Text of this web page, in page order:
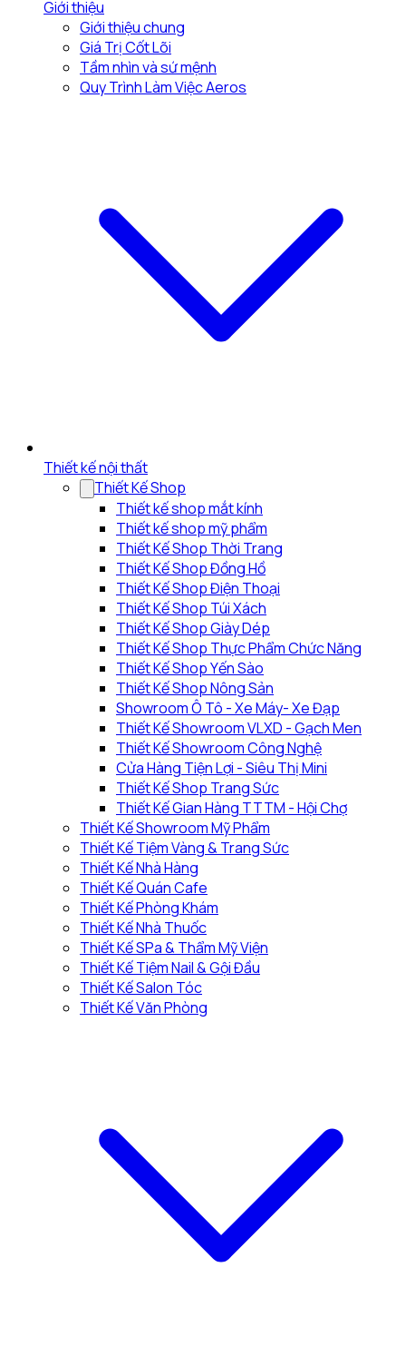
Giới thiệu
Giới thiệu chung
Giá Trị Cốt Lõi
Tầm nhìn và sứ mệnh
Quy Trình Làm Việc Aeros
Thiết kế nội thất
Thiết Kế Shop
Thiết kế shop mắt kính
Thiết kế shop mỹ phẩm
Thiết Kế Shop Thời Trang
Thiết Kế Shop Đồng Hồ
Thiết Kế Shop Điện Thoại
Thiết Kế Shop Túi Xách
Thiết Kế Shop Giày Dép
Thiết Kế Shop Thực Phẩm Chức Năng
Thiết Kế Shop Yến Sào
Thiết Kế Shop Nông Sản
Showroom Ô Tô - Xe Máy- Xe Đạp
Thiết Kế Showroom VLXD - Gạch Men
Thiết Kế Showroom Công Nghệ
Cửa Hàng Tiện Lợi - Siêu Thị Mini
Thiết Kế Shop Trang Sức
Thiết Kế Gian Hàng TTTM - Hội Chợ
Thiết Kế Showroom Mỹ Phẩm
Thiết Kế Tiệm Vàng & Trang Sức
Thiết Kế Nhà Hàng
Thiết Kế Quán Cafe
Thiết Kế Phòng Khám
Thiết Kế Nhà Thuốc
Thiết Kế SPa & Thẩm Mỹ Viện
Thiết Kế Tiệm Nail & Gội Đầu
Thiết Kế Salon Tóc
Thiết Kế Văn Phòng